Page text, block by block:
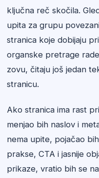
ključna reč skočila.
upita za grupu
stranica koje dobijaju
organske pretrage
zovu, čitaju još jedan
stranicu.
Ako stranica ima rast
menjao bih naslov i
nema upite, pojačao
prakse, CTA i jasnije
prikaze, vratio bih se